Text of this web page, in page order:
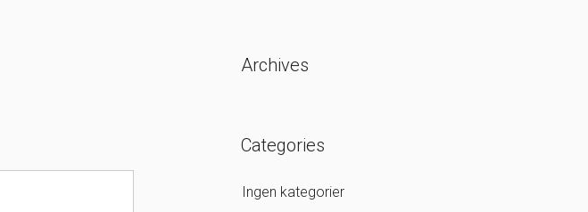
Archives
Categories
Ingen kategorier